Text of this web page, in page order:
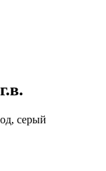
серый